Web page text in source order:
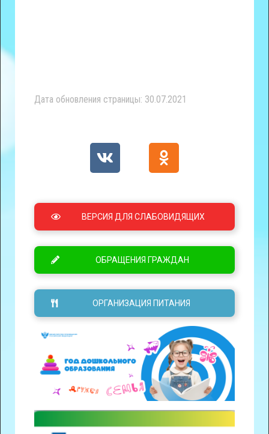
Дата обновления страницы: 30.07.2021
ВЕРСИЯ ДЛЯ СЛАБОВИДЯЩИХ
ОБРАЩЕНИЯ ГРАЖДАН
ОРГАНИЗАЦИЯ ПИТАНИЯ